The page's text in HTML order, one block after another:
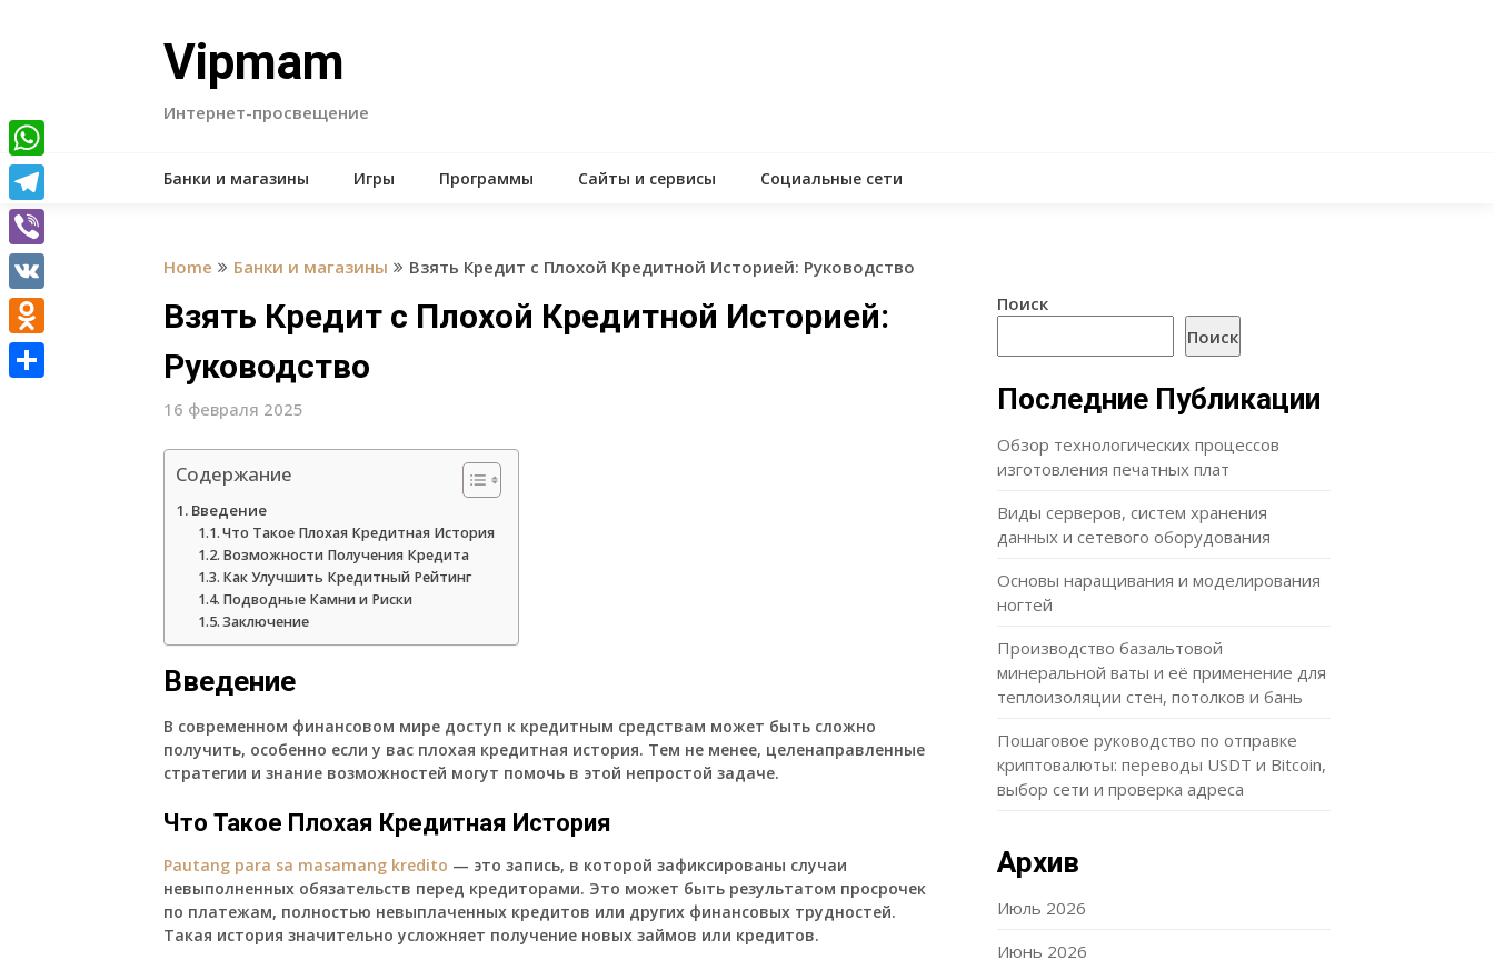
Vipmam
Интернет-просвещение
Банки и магазины Игры Программы Сайты и сервисы Социальные сети
Home Банки и магазины Взять Кредит с Плохой Кредитной Историей: Руководство
Взять Кредит с Плохой Кредитной Историей:
Руководство
16 февраля 2025
Содержание
Введение
Что Такое Плохая Кредитная История
Возможности Получения Кредита
Как Улучшить Кредитный Рейтинг
Подводные Камни и Риски
Заключение
Введение
В современном финансовом мире доступ к кредитным средствам может быть сложно
получить, особенно если у вас плохая кредитная история. Тем не менее, целенаправленные
стратегии и знание возможностей могут помочь в этой непростой задаче.
Что Такое Плохая Кредитная История
Pautang para sa masamang kredito — это запись, в которой зафиксированы случаи
невыполненных обязательств перед кредиторами. Это может быть результатом просрочек
по платежам, полностью невыплаченных кредитов или других финансовых трудностей.
Такая история значительно усложняет получение новых займов или кредитов.
Поиск
Поиск
Последние Публикации
Обзор технологических процессов
изготовления печатных плат
Виды серверов, систем хранения
данных и сетевого оборудования
Основы наращивания и моделирования
ногтей
Производство базальтовой
минеральной ваты и её применение для
теплоизоляции стен, потолков и бань
Пошаговое руководство по отправке
криптовалюты: переводы USDT и Bitcoin,
выбор сети и проверка адреса
Архив
Июль 2026
Июнь 2026
WhatsApp
Telegram
Viber
VK
Odnoklassniki